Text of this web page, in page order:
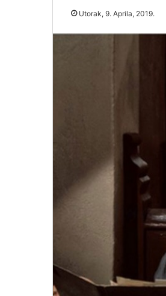
Utorak, 9. Aprila, 2019.